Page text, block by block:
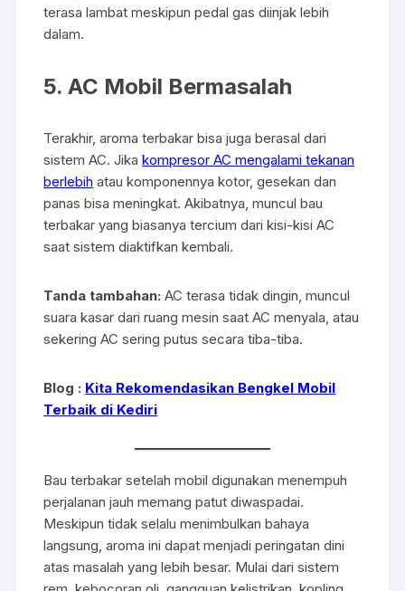
terasa lambat meskipun pedal gas diinjak lebih
dalam.
5. AC Mobil Bermasalah
Terakhir, aroma terbakar bisa juga berasal dari
sistem AC. Jikakompresor AC mengalami tekanan
berlebih atau komponennya kotor, gesekan dan
panas bisa meningkat. Akibatnya, muncul bau
terbakar yang biasanya tercium dari kisi-kisi AC
saat sistem diaktifkan kembali.
Tanda tambahan: AC terasa tidak dingin, muncul
suara kasar dari ruang mesin saat AC menyala, atau
sekering AC sering putus secara tiba-tiba.
Blog : Kita Rekomendasikan Bengkel Mobil
Terbaik di Kediri
Bau terbakar setelah mobil digunakan menempuh
perjalanan jauh memang patut diwaspadai.
Meskipun tidak selalu menimbulkan bahaya
langsung, aroma ini dapat menjadi peringatan dini
atas masalah yang lebih besar. Mulai dari sistem